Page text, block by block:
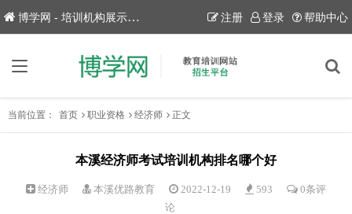
博学网 - 培训机构展示平台！ 注册 登录 帮助中心
当前位置： 首页 职业资格 经济师 正文
本溪经济师考试培训机构排名哪个好
经济师 本溪优路教育 2022-12-19 593
0条评
论